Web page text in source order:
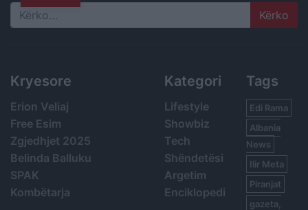
Search
Kryesore
Erion Veliaj
Free Esim
Zgjedhjet 2025
Belinda Balluku
SPAK
Kombëtarja
Kategori
Lifestyle
Showbiz
Tech
Shëndetësi
Argetim
Enciklopedi
Tags
Edi Rama
Albania
News
Ilir Meta
Piranjat
gazeta,